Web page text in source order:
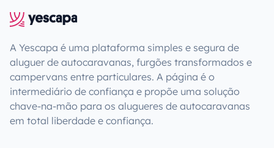
A Yescapa é uma plataforma simples e segura de
aluguer de autocaravanas, furgões transformados e
campervans entre particulares. A página é o
intermediário de confiança e propõe uma solução
chave-na-mão para os alugueres de autocaravanas
em total liberdade e confiança.